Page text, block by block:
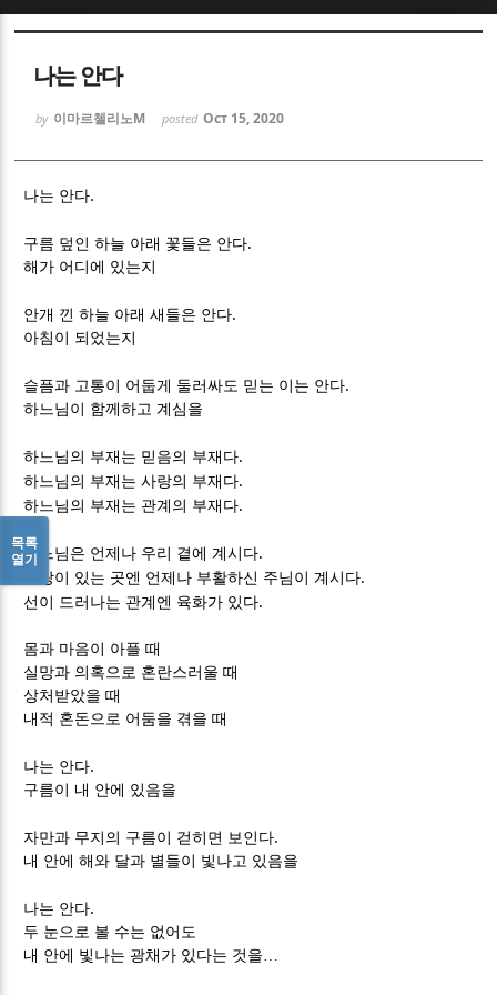
나는 안다
by 이마르첼리노M posted Oct 15, 2020
나는 안다.
구름 덮인 하늘 아래 꽃들은 안다.
해가 어디에 있는지
안개 낀 하늘 아래 새들은 안다.
아침이 되었는지
슬픔과 고통이 어둡게 둘러싸도 믿는 이는 안다.
하느님이 함께하고 계심을
하느님의 부재는 믿음의 부재다.
하느님의 부재는 사랑의 부재다.
하느님의 부재는 관계의 부재다.
하느님은 언제나 우리 곁에 계시다.
사랑이 있는 곳엔 언제나 부활하신 주님이 계시다.
선이 드러나는 관계엔 육화가 있다.
몸과 마음이 아플 때
실망과 의혹으로 혼란스러울 때
상처받았을 때
내적 혼돈으로 어둠을 겪을 때
나는 안다.
구름이 내 안에 있음을
자만과 무지의 구름이 걷히면 보인다.
내 안에 해와 달과 별들이 빛나고 있음을
나는 안다.
두 눈으로 볼 수는 없어도
내 안에 빛나는 광채가 있다는 것을
목록
열기
Sketchbook5, 스케치북5
Sketchbook5, 스케치북5
Sketchbook5, 스케치북5
Sketchbook5, 스케치북5